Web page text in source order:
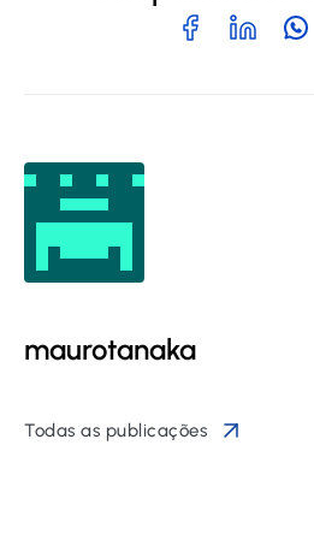
maurotanaka
Todas as publicações